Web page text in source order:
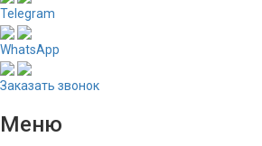
Telegram
WhatsApp
Заказать звонок
Меню